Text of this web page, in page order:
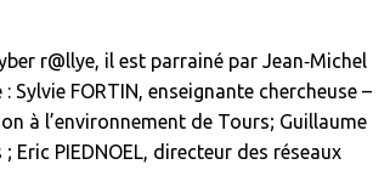
r@llye, il est parrainé par Jean‑Michel
FORTIN, enseignante chercheuse –
à l’environnement de Tours; Guillaume
Eric PIEDNOEL, directeur des réseaux